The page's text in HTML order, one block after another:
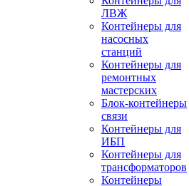
ЛВЖ
Контейнеры для
насосных
станций
Контейнеры для
ремонтных
мастерских
Блок-контейнеры
связи
Контейнеры для
ИБП
Контейнеры для
трансформаторов
Контейнеры